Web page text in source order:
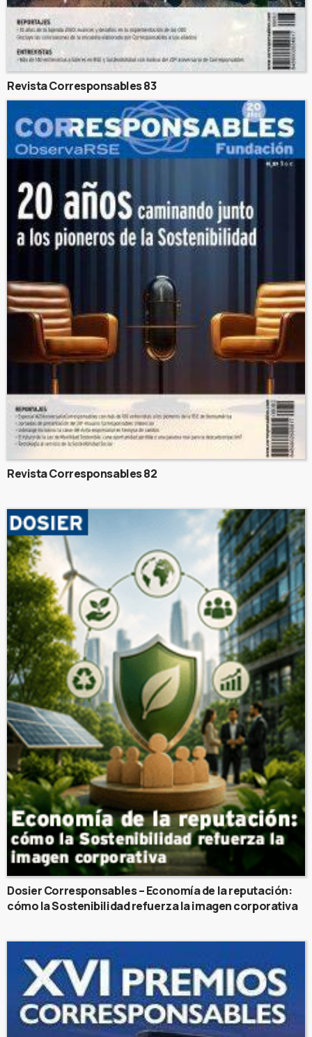
Revista Corresponsables 83
Revista Corresponsables 82
Dosier Corresponsables – Economía de la reputación:
cómo la Sostenibilidad refuerza la imagen corporativa